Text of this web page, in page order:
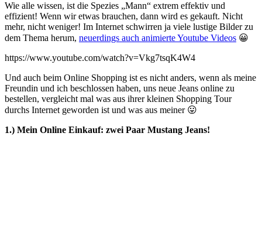
Wie alle wissen, ist die Spezies „Mann“ extrem effektiv und
effizient! Wenn wir etwas brauchen, dann wird es gekauft. Nicht
mehr, nicht weniger! Im Internet schwirren ja viele lustige Bilder zu
dem Thema herum, neuerdings auch animierte Youtube Videos 😀
https://www.youtube.com/watch?v=Vkg7tsqK4W4
Und auch beim Online Shopping ist es nicht anders, wenn als meine
Freundin und ich beschlossen haben, uns neue Jeans online zu
bestellen, vergleicht mal was aus ihrer kleinen Shopping Tour
durchs Internet geworden ist und was aus meiner 😛
1.) Mein Online Einkauf: zwei Paar Mustang Jeans!